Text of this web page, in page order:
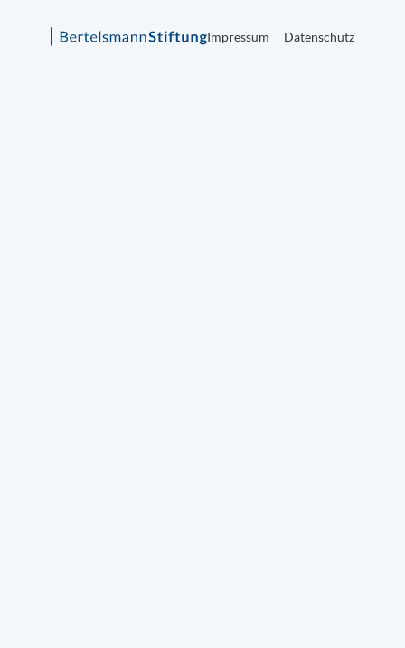
Impressum Datenschutz